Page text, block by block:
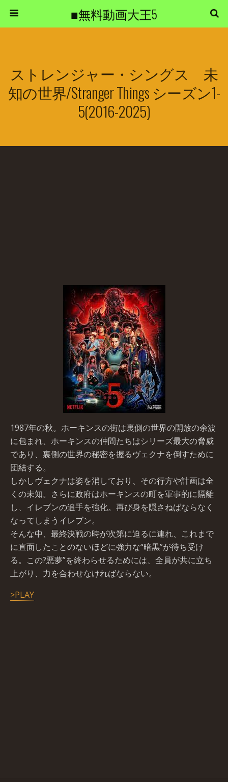
■無料動画大王5
ストレンジャー・シングス 未
知の世界/Stranger Things シーズン1-
5(2016-2025)
1987年の秋。ホーキンスの街は裏側の世界の開放の余波
に包まれ、ホーキンスの仲間たちはシリーズ最大の脅威
であり、裏側の世界の秘密を握るヴェクナを倒すために
団結する。
しかしヴェクナは姿を消しており、その行方や計画は全
くの未知。さらに政府はホーキンスの町を軍事的に隔離
し、イレブンの追手を強化。再び身を隠さねばならなく
なってしまうイレブン。
そんな中、最終決戦の時が次第に迫るに連れ、これまで
に直面したことのないほどに強力な“暗黒”が待ち受け
る。この?悪夢”を終わらせるためには、全員が共に立ち
上がり、力を合わせなければならない。
>PLAY